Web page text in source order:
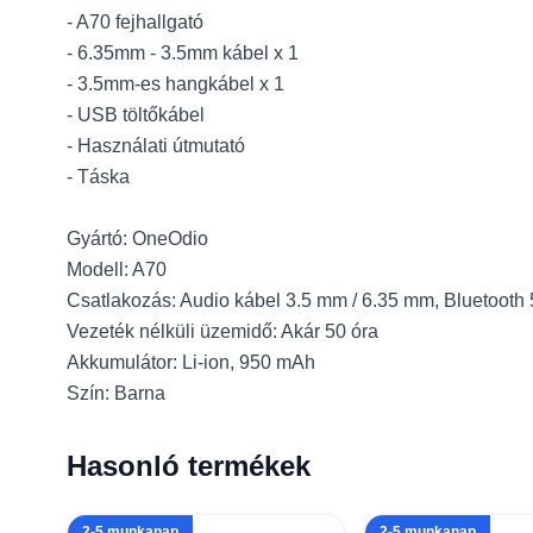
- A70 fejhallgató
- 6.35mm - 3.5mm kábel x 1
- 3.5mm-es hangkábel x 1
- USB töltőkábel
- Használati útmutató
- Táska
Gyártó: OneOdio
Modell: A70
Csatlakozás: Audio kábel 3.5 mm / 6.35 mm, Bluetooth
Vezeték nélküli üzemidő: Akár 50 óra
Akkumulátor: Li-ion, 950 mAh
Szín: Barna
Hasonló termékek